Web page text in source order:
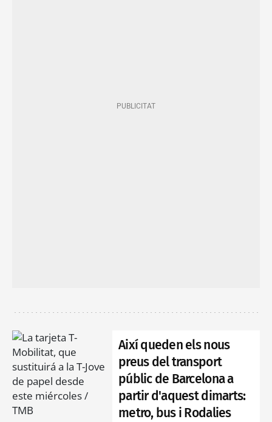
Així queden els nous
preus del transport
públic de Barcelona a
partir d'aquest dimarts:
metro, bus i Rodalies